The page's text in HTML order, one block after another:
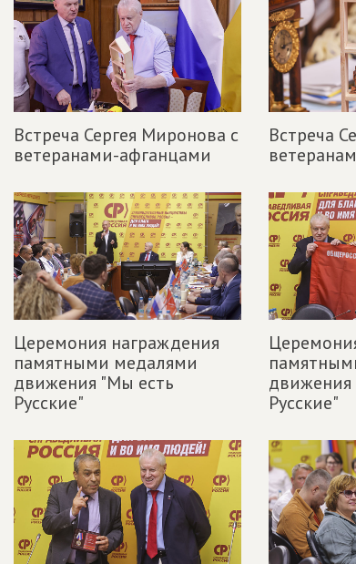
Встреча Сергея Миронова с
ветеранами-афганцами
Встреча
Церемония награждения
памятными медалями
движения "Мы есть
Русские"
Русские"